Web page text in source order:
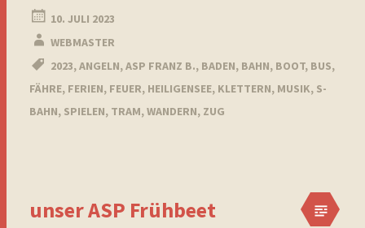
10. JULI 2023
WEBMASTER
2023, ANGELN, ASP FRANZ B., BADEN, BAHN, BOOT, BUS,
FÄHRE, FERIEN, FEUER, HEILIGENSEE, KLETTERN, MUSIK, S-
BAHN, SPIELEN, TRAM, WANDERN, ZUG
unser ASP Frühbeet